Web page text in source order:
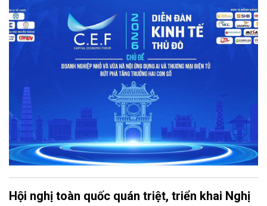
chưa từng có. Diễn đàn Kinh tế Thủ đô năm 2026 là sự kiện
được kỳ vọng sẽ trở thành cầu nối thiết thực, đưa chính sách,
công nghệ và nguồn lực đến gần hơn với doanh nghiệp.
Hội nghị toàn quốc quán triệt, triển khai Nghị